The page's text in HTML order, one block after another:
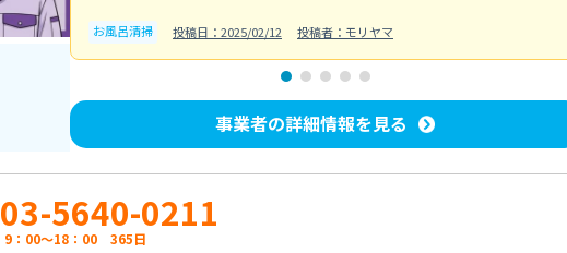
お風呂清掃 投稿日：2025/02/12 投稿者：モリヤマ
事業者の詳細情報を見る
03-5640-0211
9：00～18：00 365日